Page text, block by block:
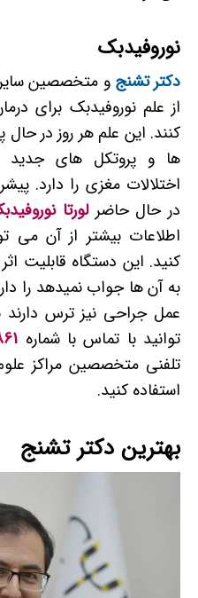
نوروفیدبک
دکتر تشنج و متخصصین
از علم نوروفیدبک برای
کنند. این علم هر روز در
ها و پروتکل های جدید
اختلالات مغزی را دارد.
در حال حاضرلورتا
اطلاعات بیشتر از آن می
کنید. این دستگاه قابلیت
به آن ها جواب نمیدهد را
عمل جراحی نیز ترس
توانید با تماس با شماره
تلفنی متخصصین مراکز
استفاده کنید.
بهترین دکتر تشنج